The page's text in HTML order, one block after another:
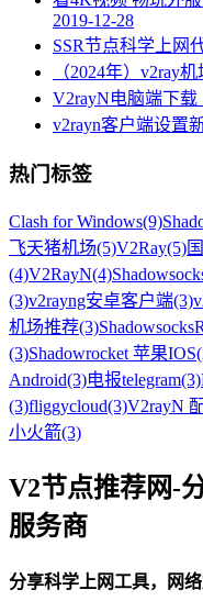
2019-12-28
SSR节点科学上网
（2024年）v2ray
V2rayN电脑端下载
v2rayn客户端设置
热门标签
Clash for Windows(9)
飞天猪机场(5)V2Ray(5)
(4)V2RayN(4)
(3)v2rayng安卓客户端(3)
机场推荐(3)ShadowsocksR
(3)Shadowrocket 苹果IOS
Android(3)电报telegram(3)
(3)fliggycloud(3)V2rayN
小火箭(3)
V2节点推荐网-
服务商
分享科学上网工具，网